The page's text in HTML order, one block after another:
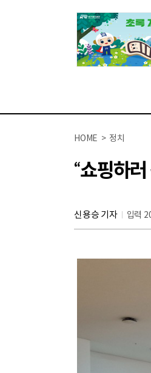
HOME > 정치
“쇼핑하
신용승 기자 입력